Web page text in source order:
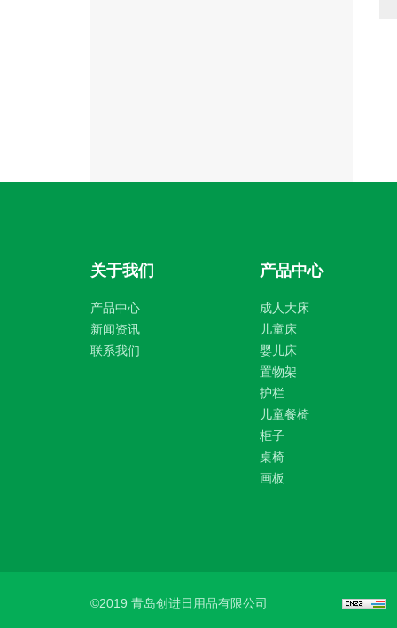
关于我们
产品中心
新闻资讯
联系我们
产品中心
成人大床
儿童床
婴儿床
置物架
护栏
儿童餐椅
柜子
桌椅
画板
©2019 青岛创进日用品有限公司